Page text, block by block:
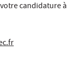
candidature à